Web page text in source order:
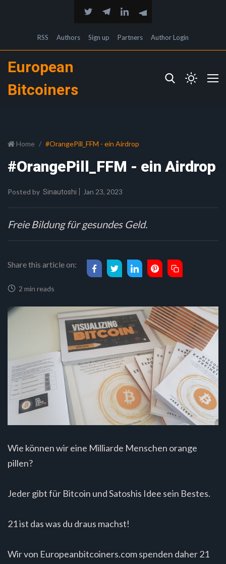
RSS Authors Sign up Partners Author Login
European
Bitcoiners
Home #OrangePill_FFM - ein Airdrop
#OrangePill_FFM - ein Airdrop
Posted by Sinautoshi Jan 23, 2023
Freie Bildung für gesundes Geld.
Share this article on:
2 min reads
Wie können wir eine Milliarde Menschen orange
pillen?
Jeder gibt für Bitcoin und Satoshis Idee sein Bestes.
21 ist das was du draus machst!
Wir von Europeanbitcoiners.com spenden daher 21